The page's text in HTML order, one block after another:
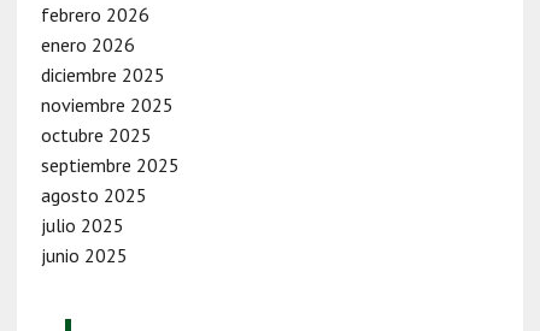
febrero 2026
enero 2026
diciembre 2025
noviembre 2025
octubre 2025
septiembre 2025
agosto 2025
julio 2025
junio 2025